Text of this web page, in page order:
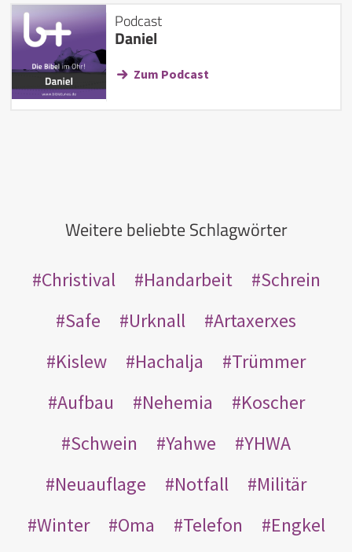
Podcast
Daniel
Zum Podcast
Weitere beliebte Schlagwörter
Christival Handarbeit
Schrein
Safe
Urknall
Artaxerxes
Kislew
Hachalja
Trümmer
Aufbau
Nehemia
Koscher
Schwein
Yahwe
YHWA
Neuauflage
Notfall
Militär
Winter
Oma Telefon
Engkel